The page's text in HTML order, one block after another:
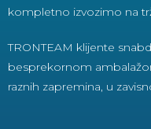
kompletno izvozimo na
TRONTEAM klijente
besprekornom
raznih zapremina, u